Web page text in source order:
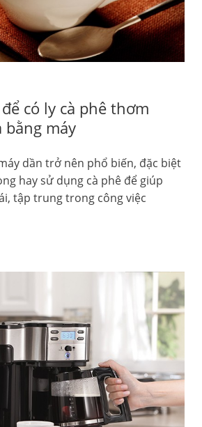
có ly cà phê thơm
bằng máy
dần trở nên phổ biến, đặc biệt
hay sử dụng cà phê để giúp
tập trung trong công việc